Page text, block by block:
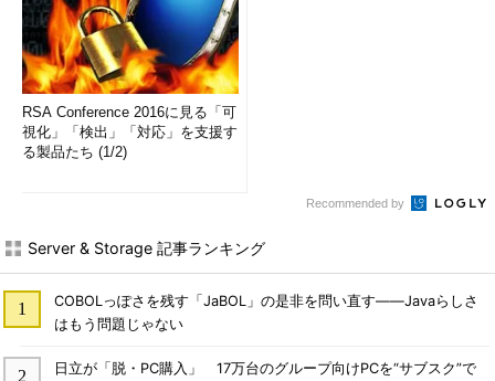
RSA Conference 2016に見る「可
視化」「検出」「対応」を支援す
る製品たち (1/2)
Recommended by
Server & Storage 記事ランキング
COBOLっぽさを残す「JaBOL」の是非を問い直す――Javaらしさ
はもう問題じゃない
日立が「脱・PC購入」 17万台のグループ向けPCを“サブスク”で